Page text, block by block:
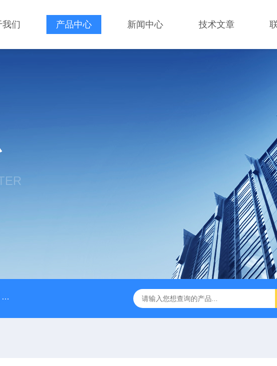
我们 产品中心 新闻中心 技术文章
安瓿瓶折断力测试仪YBB00332002 金属箔片摆锤冲击测定仪